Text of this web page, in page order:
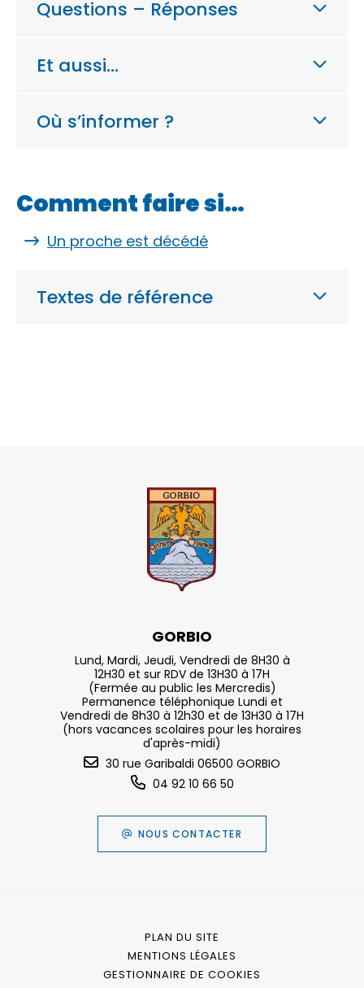
Questions – Réponses
Et aussi…
Où s’informer ?
Comment faire si…
Un proche est décédé
Textes de référence
GORBIO
Lund, Mardi, Jeudi, Vendredi de 8H30 à
12H30 et sur RDV de 13H30 à 17H
(Fermée au public les Mercredis)
Permanence téléphonique Lundi et
Vendredi de 8h30 à 12h30 et de 13H30 à 17H
(hors vacances scolaires pour les horaires
d'après-midi)
30 rue Garibaldi 06500 GORBIO
04 92 10 66 50
NOUS CONTACTER
PLAN DU SITE
MENTIONS LÉGALES
GESTIONNAIRE DE COOKIES